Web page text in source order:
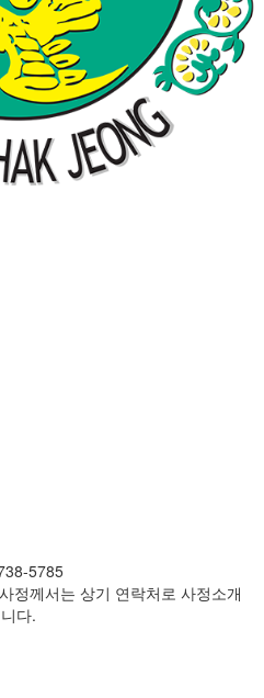
5785
정께서는 상기 연락처로 사정소개
다.